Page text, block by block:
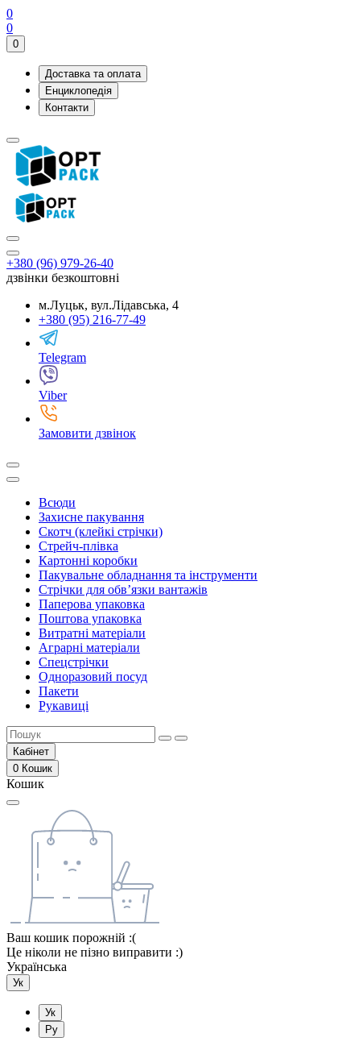
0
0
0
Доставка та оплата
Енциклопедія
Контакти
+380 (96) 979-26-40
дзвінки безкоштовні
м.Луцьк, вул.Лідавська, 4
+380 (95) 216-77-49
Telegram
Viber
Замовити дзвінок
Всюди
Захисне пакування
Скотч (клейкі стрічки)
Стрейч-плівка
Картонні коробки
Пакувальне обладнання та інструменти
Стрічки для обв’язки вантажів
Паперова упаковка
Поштова упаковка
Витратні матеріали
Аграрні матеріали
Спецстрічки
Одноразовий посуд
Пакети
Рукавиці
Кабінет
0 Кошик
Кошик
Ваш кошик порожній :(
Це ніколи не пізно виправити :)
Українська
Ук
Ук
Ру